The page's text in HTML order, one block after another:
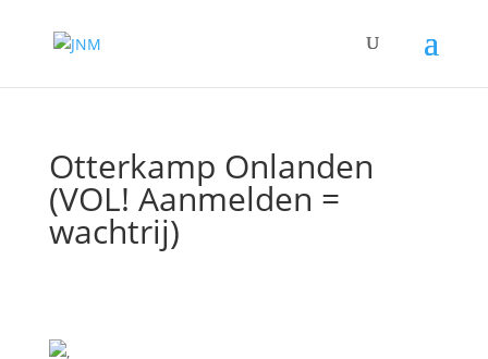
Otterkamp Onlanden
(VOL! Aanmelden =
wachtrij)